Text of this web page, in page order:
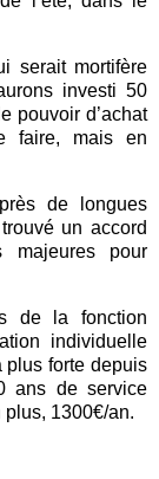
serait mortifère
investi 50
pouvoir d’achat
faire, mais en
de longues
un accord
majeures pour
de la fonction
individuelle
plus forte depuis
ans de service
1300€/an.